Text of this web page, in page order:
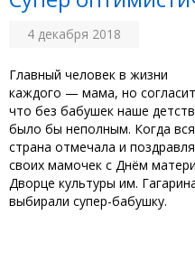
4 декабря 2018
Главный человек в жизни
каждого — мама, но
что без бабушек наше
было бы неполным. Когда вся
страна отмечала и
своих мамочек с Днём
Дворце культуры им.
выбирали супер-бабушку.